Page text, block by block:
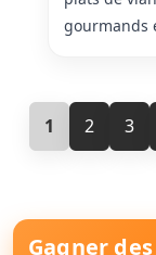
gourmands
1 2 3
Gagner